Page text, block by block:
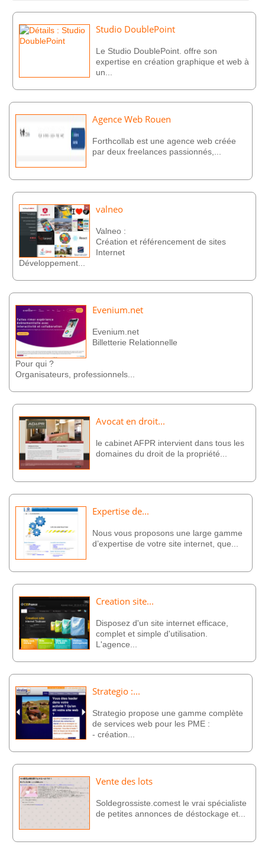
Studio DoublePoint
Le Studio DoublePoint. offre son
expertise en création graphique et web à
un...
Agence Web Rouen
Forthcollab est une agence web créée
par deux freelances passionnés,...
valneo
Valneo :
Création et référencement de sites
Internet
Développement...
Evenium.net
Evenium.net
Billetterie Relationnelle
Pour qui ?
Organisateurs, professionnels...
Avocat en droit...
le cabinet AFPR intervient dans tous les
domaines du droit de la propriété...
Expertise de...
Nous vous proposons une large gamme
d’expertise de votre site internet, que...
Creation site...
Disposez d'un site internet efficace,
complet et simple d'utilisation.
L'agence...
Strategio :...
Strategio propose une gamme complète
de services web pour les PME :
- création...
Vente des lots
Soldegrossiste.comest le vrai spécialiste
de petites annonces de déstockage et...